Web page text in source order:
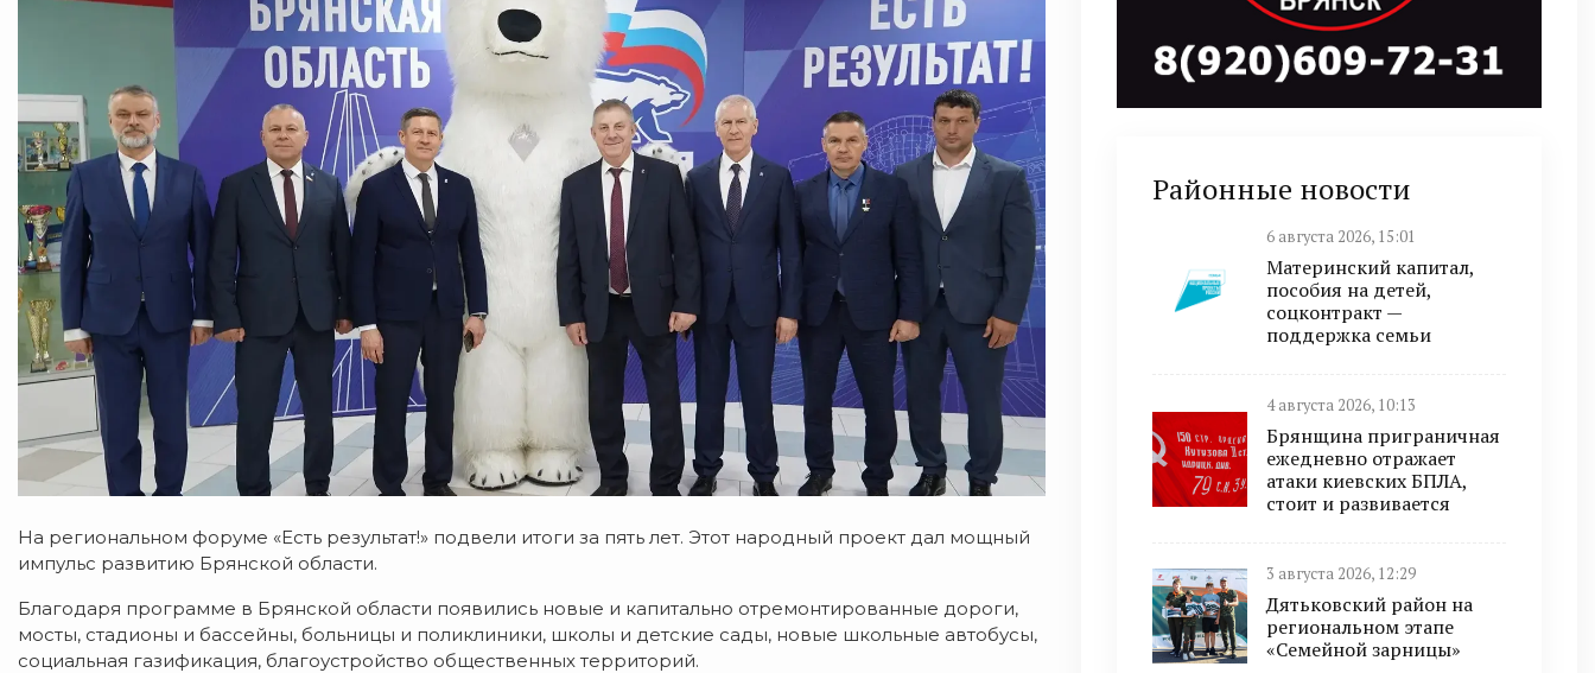
На региональном форуме «Есть результат!» подвели итоги за пять лет. Этот народный проект дал мощный
импульс развитию Брянской области.
Благодаря программе в Брянской области появились новые и капитально отремонтированные дороги,
мосты, стадионы и бассейны, больницы и поликлиники, школы и детские сады, новые школьные автобусы,
социальная газификация, благоустройство общественных территорий.
Районные новости
6 августа 2026, 15:01
Материнский капитал,
пособия на детей,
соцконтракт —
поддержка семьи
4 августа 2026, 10:13
Брянщина приграничная
ежедневно отражает
атаки киевских БПЛА,
стоит и развивается
3 августа 2026, 12:29
Дятьковский район на
региональном этапе
«Семейной зарницы»